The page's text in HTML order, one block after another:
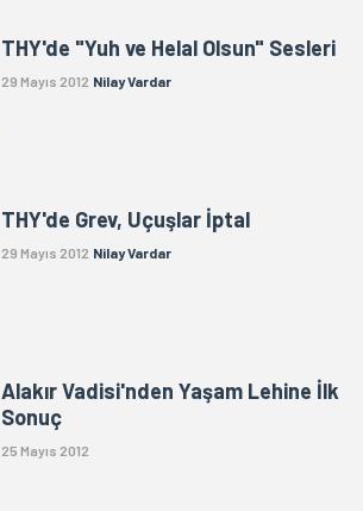
THY'de "Yuh ve Helal Olsun" Sesleri
29 Mayıs 2012 Nilay Vardar
THY'de Grev, Uçuşlar İptal
29 Mayıs 2012 Nilay Vardar
Alakır Vadisi'nden Yaşam Lehine İlk
Sonuç
25 Mayıs 2012